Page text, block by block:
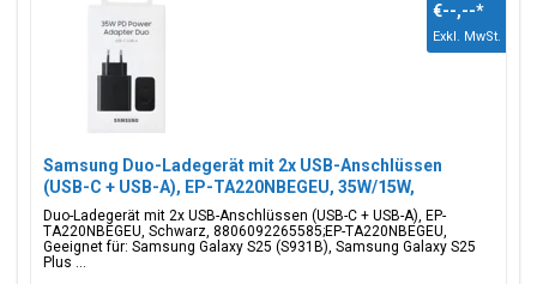
Samsung Duo-Ladegerät mit 2x USB-Anschlüssen
(USB-C + USB-A), EP-TA220NBEGEU, 35W/15W,
Schwarz, Blisterverpackung, 8806092265585;EP-
TA220NBEGEU
Duo-Ladegerät mit 2x USB-Anschlüssen (USB-C + USB-A), EP-
TA220NBEGEU, Schwarz, 8806092265585;EP-TA220NBEGEU,
Geeignet für: Samsung Galaxy S25 (S931B), Samsung Galaxy S25
Plus ...
€--,--*
Exkl. MwSt.